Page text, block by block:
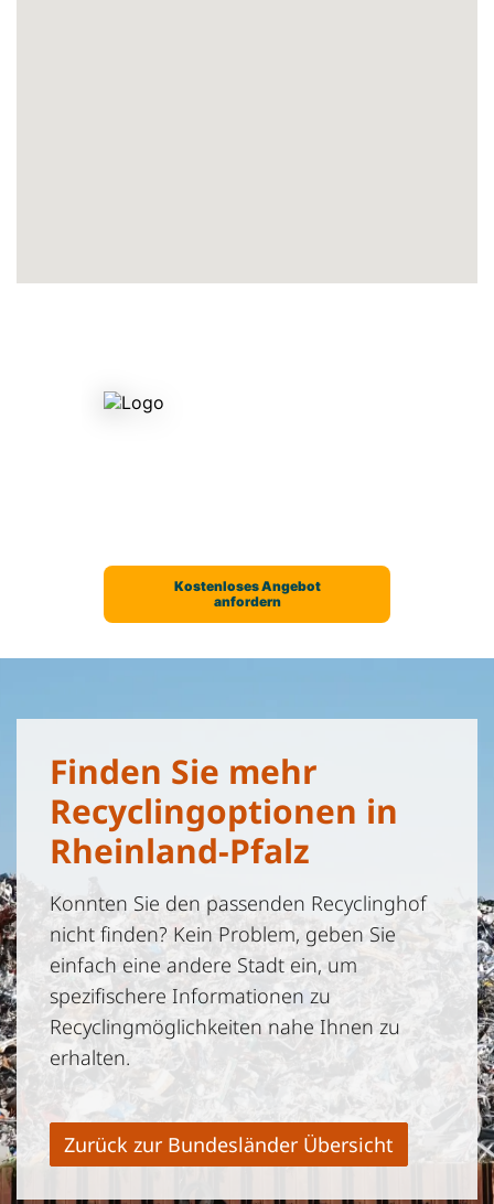
Finden Sie mehr
Recyclingoptionen in
Rheinland-Pfalz
Konnten Sie den passenden Recyclinghof
nicht finden? Kein Problem, geben Sie
einfach eine andere Stadt ein, um
spezifischere Informationen zu
Recyclingmöglichkeiten nahe Ihnen zu
erhalten.
Zurück zur Bundesländer Übersicht